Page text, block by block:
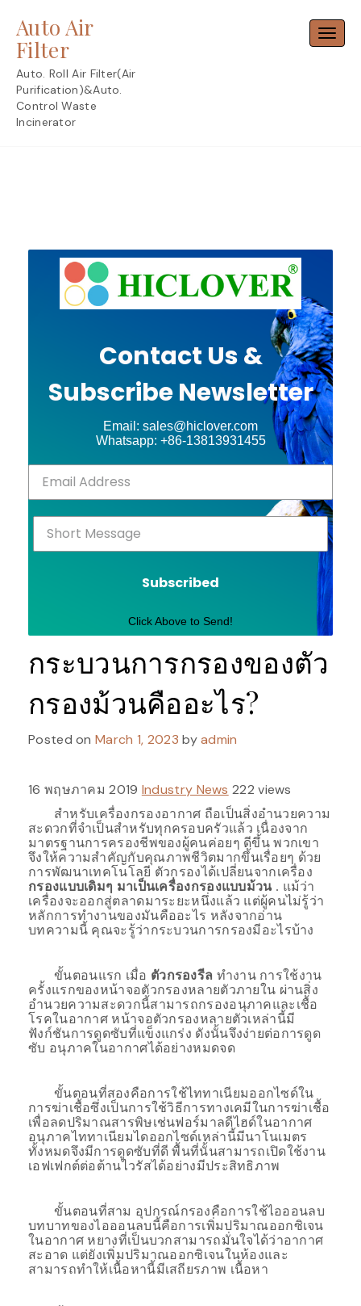
content
Auto Air
Filter
Auto. Roll Air Filter(Air
Purification)&Auto.
Control Waste
Incinerator
Contact Us &
Subscribe Newsletter
Email: sales@hiclover.com
Whatsapp: +86-13813931455
Subscribed
Click Above to Send!
กระบวนการกรองของตัว
กรองม้วนคืออะไร?
Posted onMarch 1, 2023 byadmin
16 พฤษภาคม 2019 Industry News 222 views
สำหรับเครื่องกรองอากาศ ถือเป็นสิ่งอำนวยความ
สะดวกที่จำเป็นสำหรับทุกครอบครัวแล้ว เนื่องจาก
มาตรฐานการครองชีพของผู้คนค่อยๆ ดีขึ้น พวกเขา
จึงให้ความสำคัญกับคุณภาพชีวิตมากขึ้นเรื่อยๆ ด้วย
การพัฒนาเทคโนโลยี ตัวกรองได้เปลี่ยนจากเครื่อง
กรองแบบเดิมๆ มาเป็นเครื่องกรองแบบม้วน. แม้ว่า
เครื่องจะออกสู่ตลาดมาระยะหนึ่งแล้ว แต่ผู้คนไม่รู้ว่า
หลักการทำงานของมันคืออะไร หลังจากอ่าน
บทความนี้ คุณจะรู้ว่ากระบวนการกรองมีอะไรบ้าง
ขั้นตอนแรก เมื่อ ตัวกรองรีล ทำงาน การใช้งาน
ครั้งแรกของหน้าจอตัวกรองหลายตัวภายใน ผ่านสิ่ง
อำนวยความสะดวกนี้สามารถกรองอนุภาคและเชื้อ
โรคในอากาศ หน้าจอตัวกรองหลายตัวเหล่านี้มี
ฟังก์ชันการดูดซับที่แข็งแกร่ง ดังนั้นจึงง่ายต่อการดูด
ซับ อนุภาคในอากาศได้อย่างหมดจด
ขั้นตอนที่สองคือการใช้ไททาเนียมออกไซด์ใน
การฆ่าเชื้อซึ่งเป็นการใช้วิธีการทางเคมีในการฆ่าเชื้อ
เพื่อลดปริมาณสารพิษเช่นฟอร์มาลดีไฮด์ในอากาศ
อนุภาคไททาเนียมไดออกไซด์เหล่านี้มีนาโนเมตร
ทั้งหมดจึงมีการดูดซับที่ดี พื้นที่นั้นสามารถเปิดใช้งาน
เอฟเฟกต์ต่อต้านไวรัสได้อย่างมีประสิทธิภาพ
ขั้นตอนที่สาม อุปกรณ์กรองคือการใช้ไอออนลบ
บทบาทของไอออนลบนี้คือการเพิ่มปริมาณออกซิเจน
ในอากาศ หยางที่เป็นบวกสามารถมั่นใจได้ว่าอากาศ
สะอาด แต่ยังเพิ่มปริมาณออกซิเจนในห้องและ
สามารถทำให้เนื้อหานี้มีเสถียรภาพ เนื้อหา